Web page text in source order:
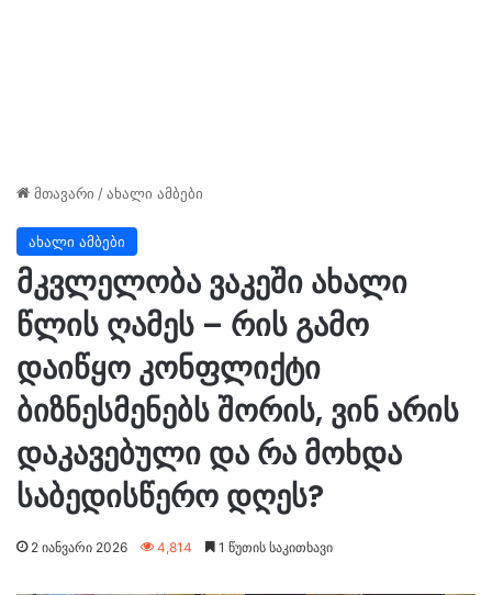
მთავარი /ახალი ამბები
ახალი ამბები
მკვლელობა ვაკეში ახალი
წლის ღამეს – რის გამო
დაიწყო კონფლიქტი
ბიზნესმენებს შორის, ვინ არის
დაკავებული და რა მოხდა
საბედისწერო დღეს?
2 იანვარი 2026 4,814 1 წუთის საკითხავი